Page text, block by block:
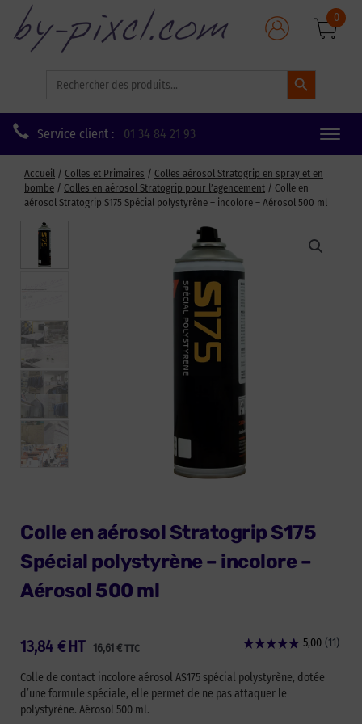
for:
Search Button
0
Service client : 01 34 84 21 93
Toggle
Accueil / Colles et Primaires / Colles aérosol Stratogrip en spray et en
bombe / Colles en aérosol Stratogrip pour l’agencement / Colle en
aérosol Stratogrip S175 Spécial polystyrène – incolore – Aérosol 500 ml
Colle en aérosol Stratogrip S175
Spécial polystyrène – incolore –
Aérosol 500 ml
13,84 € 16,61 € TTC
HT
Colle de contact incolore aérosol AS175 spécial polystyrène, dotée
d’une formule spéciale, elle permet de ne pas attaquer le
polystyrène. Aérosol 500 ml.